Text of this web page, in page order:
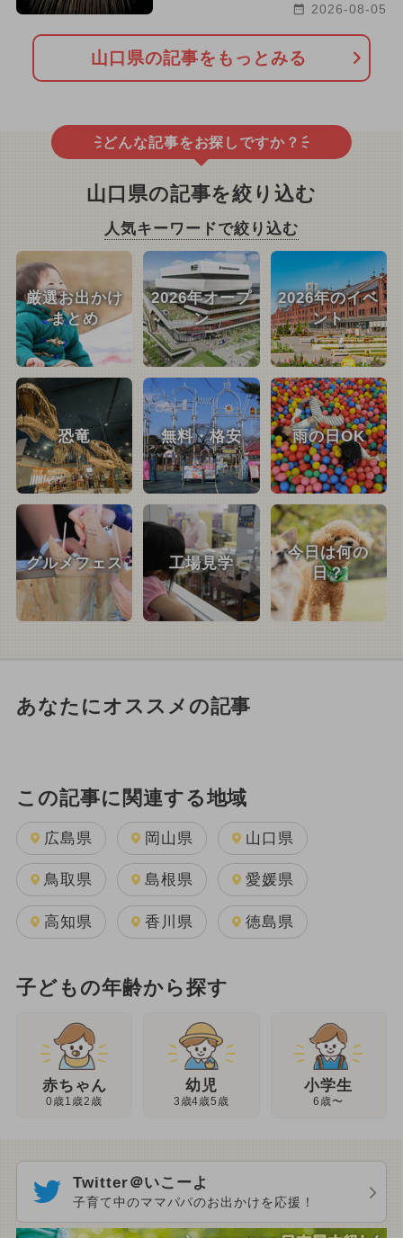
2026-08-05
山口県の記事をもっとみる
どんな記事をお探しですか？
山口県の記事を絞り込む
人気キーワードで絞り込む
厳選お出かけ
まとめ
2026年オープ
ン
2026年のイベ
ント
恐竜 無料・格安 雨の日OK
グルメフェス 工場見学
今日は何の
日？
あなたにオススメの記事
この記事に関連する地域
広島県 岡山県 山口県
鳥取県 島根県 愛媛県
高知県 香川県 徳島県
子どもの年齢から探す
赤ちゃん
0歳1歳2歳
幼児
3歳4歳5歳
小学生
6歳〜
Twitter＠いこーよ
子育て中のママパパのお出かけを応援！